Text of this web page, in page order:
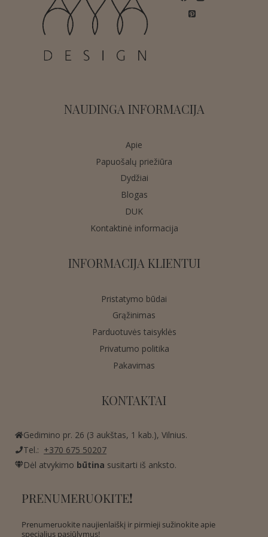
NAUDINGA INFORMACIJA
Apie
Papuošalų priežiūra
Dydžiai
Blogas
DUK
Kontaktinė informacija
INFORMACIJA KLIENTUI
Pristatymo būdai
Grąžinimas
Parduotuvės taisyklės
Privatumo politika
Pakavimas
KONTAKTAI
Gedimino pr. 26 (3 aukštas, 1 kab.), Vilnius.
Tel.: +370 675 50207
Dėl atvykimo būtina susitarti iš anksto.
PRENUMERUOKITE!
Prenumeruokite naujienlaiškį ir pirmieji sužinokite apie
specialius pasiūlymus!